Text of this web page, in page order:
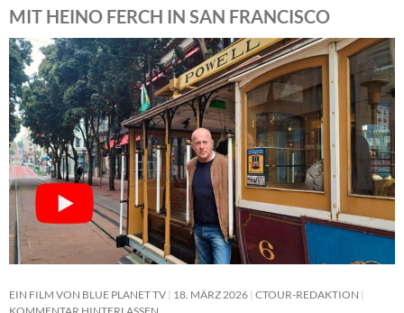
MIT HEINO FERCH IN SAN FRANCISCO
EIN FILM VON BLUE PLANET TV 18. MÄRZ 2026 CTOUR-REDAKTION